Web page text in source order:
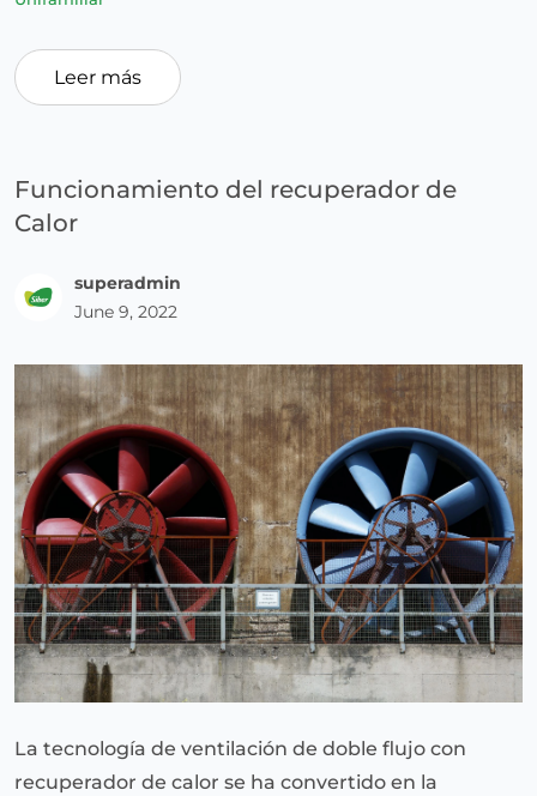
Leer más
Funcionamiento del recuperador de
Calor
superadmin
June 9, 2022
La tecnología de ventilación de doble flujo con
recuperador de calor se ha convertido en la